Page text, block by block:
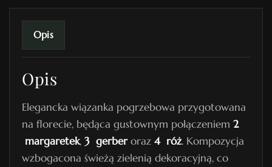
a
n
k
a
P
g
r
z
e
Opis
Opis
Elegancka wiązanka pogrzebowa przygotowana
na florecie, będąca gustownym połączeniem 2
margaretek, 3 gerberoraz 4 róż. Kompozycja
wzbogacona świeżą zielenią dekoracyjną, co